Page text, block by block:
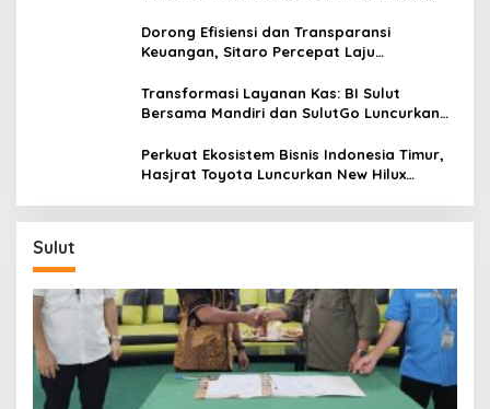
Dorong Efisiensi dan Transparansi
Keuangan, Sitaro Percepat Laju
Transformasi Layanan Kas: BI Sulut
Bersama Mandiri dan SulutGo Luncurkan
Kepulauan
Perkuat Ekosistem Bisnis Indonesia Timur,
Hasjrat Toyota Luncurkan New Hilux
Sulut